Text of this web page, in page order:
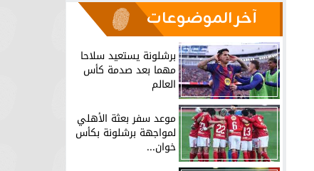
آخر الموضوعات
برشلونة يستعيد سلاحا
مهما بعد صدمة كأس
العالم
موعد سفر بعثة الأهلي
لمواجهة برشلونة بكأس
خوان...